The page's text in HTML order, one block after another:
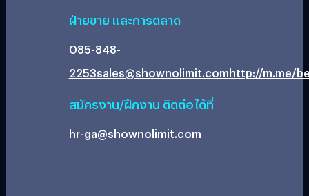
ฝ่ายขาย และการตลาด
085-848-
2253sales@shownolimit.comhttp://m.me/
สมัครงาน/ฝึกงาน ติดต่อได้ที่
hr-ga@shownolimit.com